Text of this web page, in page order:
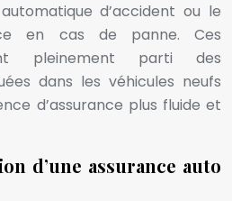
d’accident ou le
en cas de panne. Ces
pleinement parti des
dans les véhicules neufs
d’assurance plus fluide et
d’une assurance auto